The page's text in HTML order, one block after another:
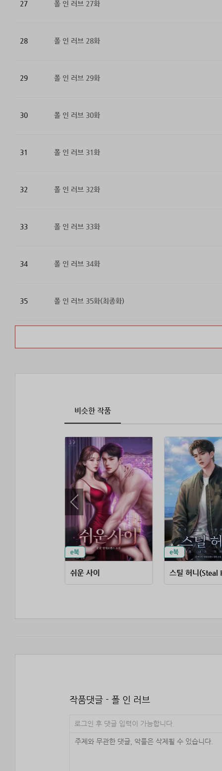
27 폴 인 러브 27화
28 폴 인 러브 28화
29 폴 인 러브 29화
30 폴 인 러브 30화
31 폴 인 러브 31화
32 폴 인 러브 32화
33 폴 인 러브 33화
34 폴 인 러브 34화
35 폴 인 러브 35화(최종화)
비슷한 작품
쉬운 사이 스틸 허니(Steal
작품댓글 - 폴 인 러브
로그인 후 댓글 입력이 가능합니다.